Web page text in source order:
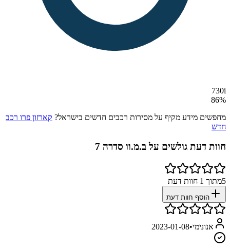
730i
86%
מחפשים מידע מקיף על מסירות רכבים חדשים בישראל? קארזון פרו רכב
חדש
חוות דעת גולשים על ב.מ.וו סדרה 7
5מתוך 1 חוות דעת
הוסף חוות דעת
אנונימי•
2023-01-08